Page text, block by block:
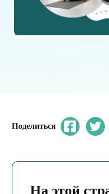
Поделиться
На этой